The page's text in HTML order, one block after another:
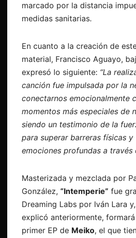
marcado por la distancia
medidas sanitarias.
En cuanto a la creación de
material, Francisco Aguayo,
expresó lo siguiente: “La
canción fue impulsada por la
conectarnos emocionalmente
momentos más especiales de
siendo un testimonio de la
para superar barreras físicas
emociones profundas a través
Masterizada y mezclada por
González, “Intemperie” fue
Dreaming Labs por Iván Lara
explicó anteriormente,
primer EP de Meiko, el que